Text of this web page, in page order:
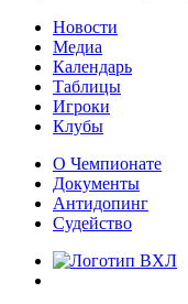
Новости
Медиа
Календарь
Таблицы
Игроки
Клубы
О Чемпионате
Документы
Антидопинг
Судейство